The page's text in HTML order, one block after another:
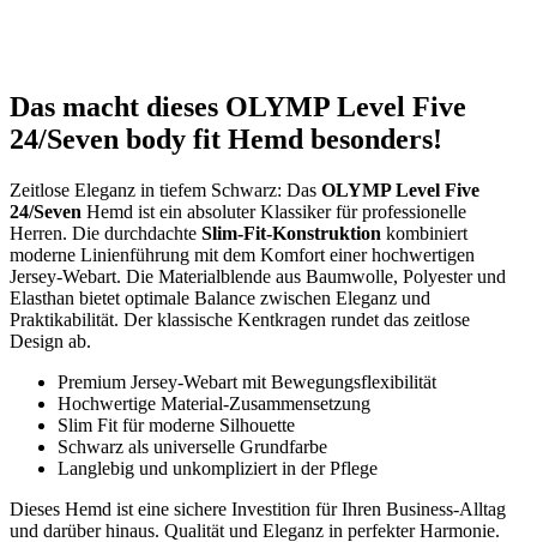
Das macht dieses OLYMP Level Five
24/Seven body fit Hemd besonders!
Zeitlose Eleganz in tiefem Schwarz: Das OLYMP Level Five
24/Seven Hemd ist ein absoluter Klassiker für professionelle
Herren. Die durchdachte Slim-Fit-Konstruktion kombiniert
moderne Linienführung mit dem Komfort einer hochwertigen
Jersey-Webart. Die Materialblende aus Baumwolle, Polyester und
Elasthan bietet optimale Balance zwischen Eleganz und
Praktikabilität. Der klassische Kentkragen rundet das zeitlose
Design ab.
Premium Jersey-Webart mit Bewegungsflexibilität
Hochwertige Material-Zusammensetzung
Slim Fit für moderne Silhouette
Schwarz als universelle Grundfarbe
Langlebig und unkompliziert in der Pflege
Dieses Hemd ist eine sichere Investition für Ihren Business-Alltag
und darüber hinaus. Qualität und Eleganz in perfekter Harmonie.